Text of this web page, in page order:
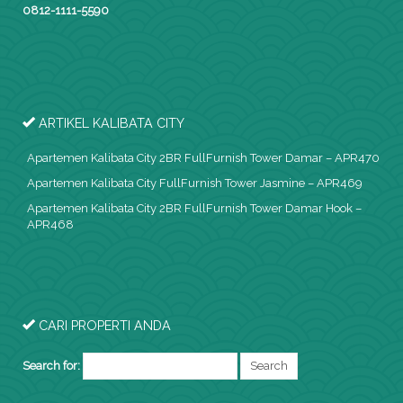
0812-1111-5590
ARTIKEL KALIBATA CITY
Apartemen Kalibata City 2BR FullFurnish Tower Damar – APR470
Apartemen Kalibata City FullFurnish Tower Jasmine – APR469
Apartemen Kalibata City 2BR FullFurnish Tower Damar Hook –
APR468
CARI PROPERTI ANDA
Search for: